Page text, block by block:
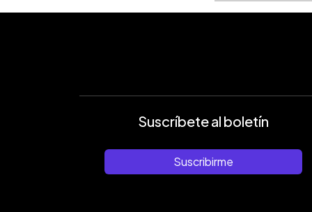
Suscríbete al boletín
Suscribirme